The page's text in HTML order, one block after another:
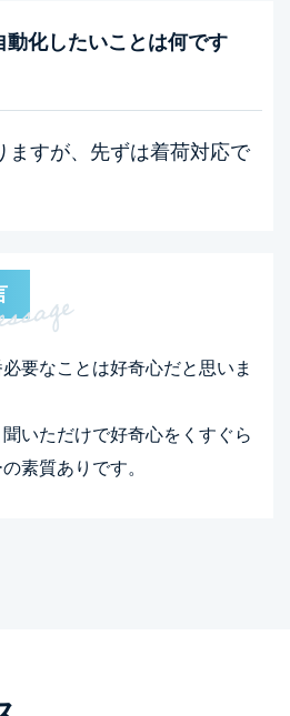
動化したいことは何です
ますが、先ずは着荷対応で
要なことは好奇心だと思いま
聞いただけで好奇心をくすぐら
素質ありです。